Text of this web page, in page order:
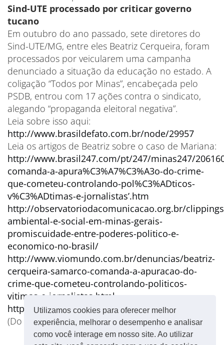
Utilizamos cookies para oferecer melhor
experiência, melhorar o desempenho e analisar
como você interage em nosso site. Ao utilizar
Sind-UTE processado por criticar governo
tucano
Em outubro do ano passado, sete diretores do
Sind-UTE/MG, entre eles Beatriz Cerqueira, foram
processados por veicularem uma campanha
denunciado a situação da educação no estado. A
coligação “Todos por Minas”, encabeçada pelo
PSDB, entrou com 17 ações contra o sindicato,
alegando “propaganda eleitoral negativa”.
Leia sobre isso aqui:
http://www.brasildefato.com.br/node/29957
Leia os artigos de Beatriz sobre o caso de Mariana:
http://www.brasil247.com/pt/247/minas247/
comanda-a-apura%C3%A7%C3%A3o-do-crime-
que-cometeu-controlando-pol%C3%ADticos-
v%C3%ADtimas-e-jornalistas’.htm
http://observatoriodacomunicacao.org.br/
ambiental-e-social-em-minas-gerais-
promiscuidade-entre-poderes-politico-e-
economico-no-brasil/
http://www.viomundo.com.br/denuncias/beatriz-
cerqueira-samarco-comanda-a-apuracao-do-
crime-que-cometeu-controlando-politicos-
vitimas-e-jornalistas.html
http://www.brasildefato.com.br/node/33444
(Do
Brasil de Fato)